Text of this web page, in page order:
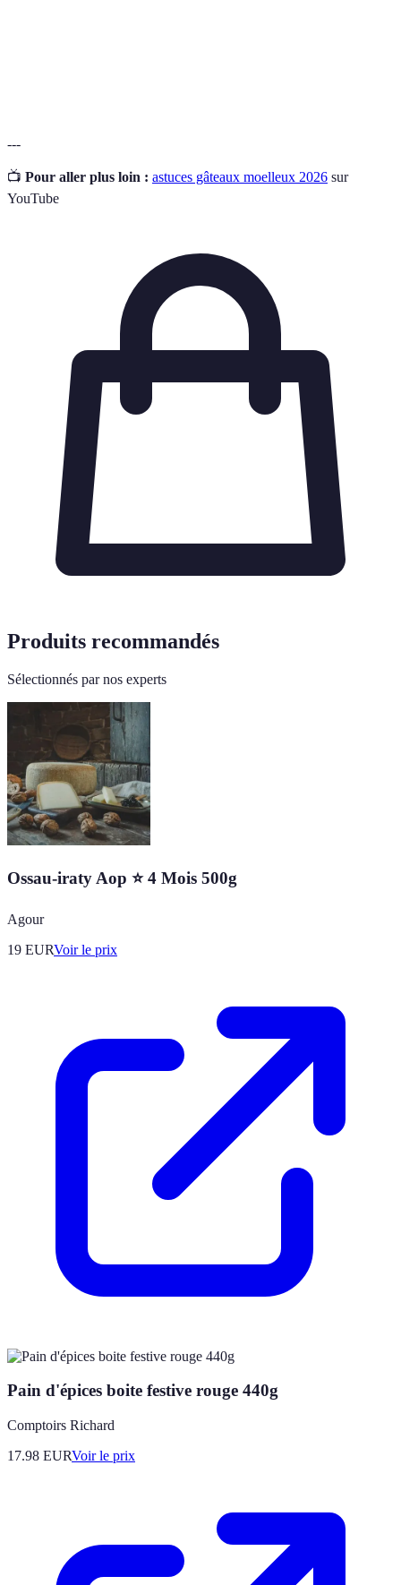
---
📺 Pour aller plus loin : astuces gâteaux moelleux 2026 sur
YouTube
Produits recommandés
Sélectionnés par nos experts
Ossau-iraty Aop ⭐ 4 Mois 500g
Agour
19 EURVoir le prix
Pain d'épices boite festive rouge 440g
Comptoirs Richard
17.98 EURVoir le prix